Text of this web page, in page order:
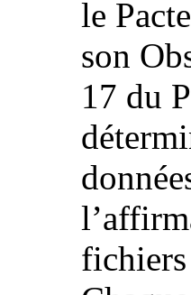
le
son
17 du